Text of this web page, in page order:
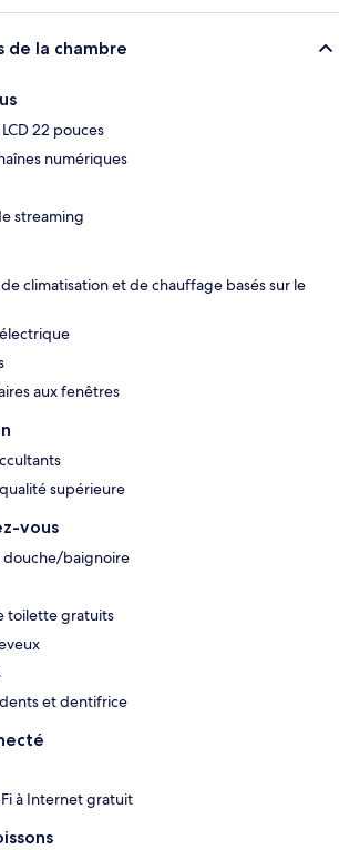
de la chambre
22 pouces
numériques
streaming
climatisation et de chauffage basés sur le
aux fenêtres
supérieure
vous
douche/baignoire
toilette gratuits
dents et dentifrice
à Internet gratuit